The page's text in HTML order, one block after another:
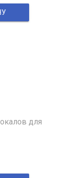
для